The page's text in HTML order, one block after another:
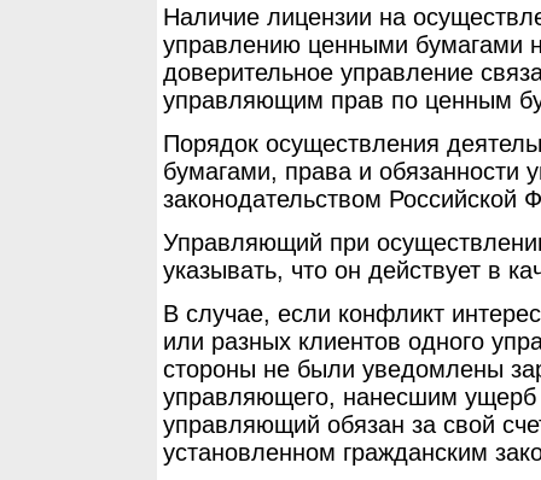
Наличие лицензии на
управлению ценными бумагами
доверительное управление
управляющим прав по ценным
Порядок осуществления
бумагами, права и обязанности
законодательством Российской
Управляющий при
указывать, что он действует в
В случае, если конфликт
или разных клиентов одного
стороны не были уведомлены
управляющего, нанесшим ущерб
управляющий обязан за свой
установленном гражданским